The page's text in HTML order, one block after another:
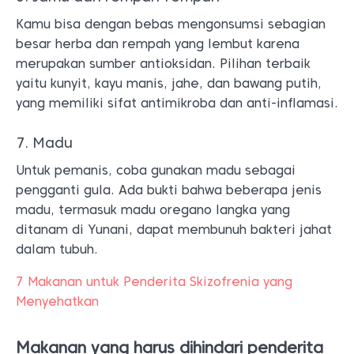
Kamu bisa dengan bebas mengonsumsi sebagian
besar herba dan rempah yang lembut karena
merupakan sumber antioksidan. Pilihan terbaik
yaitu kunyit, kayu manis, jahe, dan bawang putih,
yang memiliki sifat antimikroba dan anti-inflamasi.
7. Madu
Untuk pemanis, coba gunakan madu sebagai
pengganti gula. Ada bukti bahwa beberapa jenis
madu, termasuk madu oregano langka yang
ditanam di Yunani, dapat membunuh bakteri jahat
dalam tubuh.
7 Makanan untuk Penderita Skizofrenia yang
Menyehatkan
Makanan yang harus dihindari penderita